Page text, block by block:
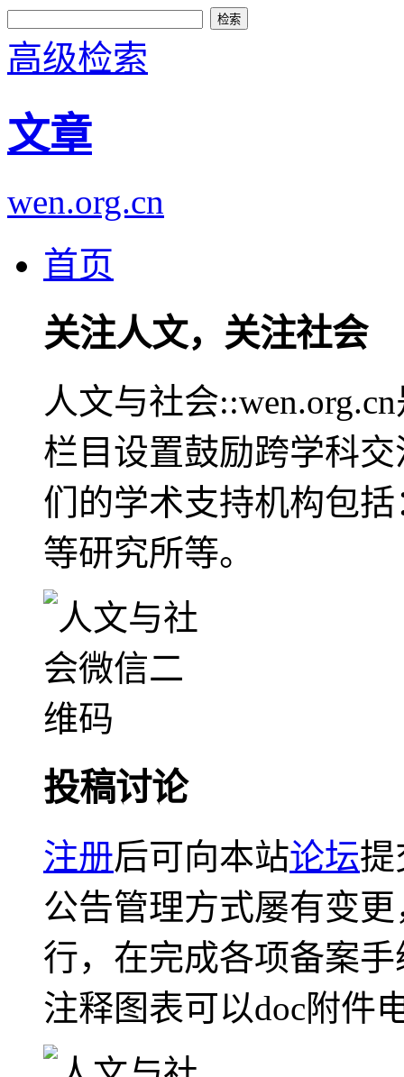
高级检索
文章
wen.org.cn
首页
关注人文，关注社会
人文与社会
栏目设置鼓励跨学科
们的学术支持机构包
等研究所等。
投稿讨论
注册后可向本站论坛提
公告管理方式屡有变
行，在完成各项备案
注释图表可以doc附件